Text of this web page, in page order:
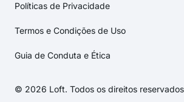
Políticas de Privacidade
Termos e Condições de Uso
Guia de Conduta e Ética
© 2026 Loft. Todos os direitos